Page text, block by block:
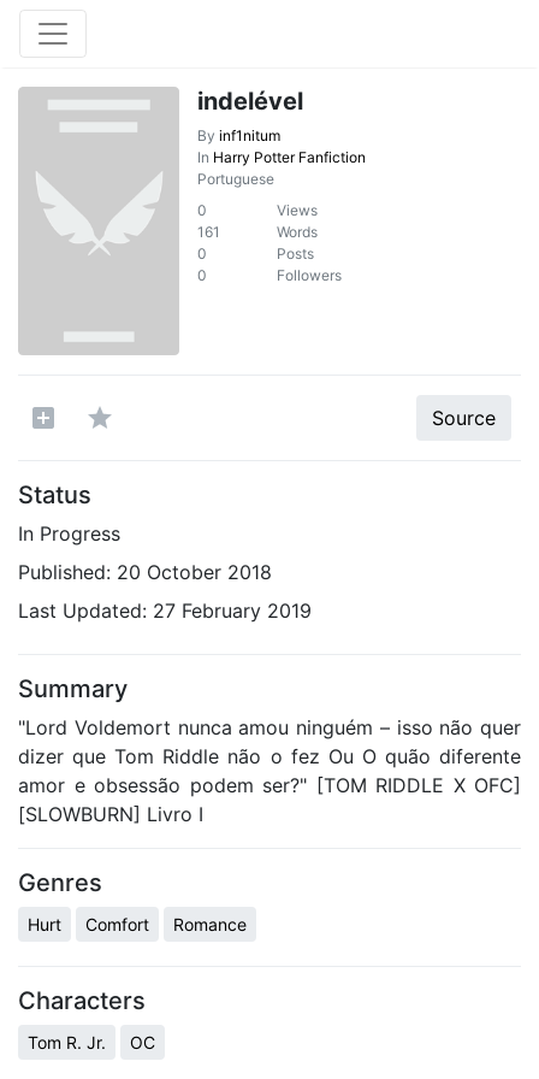
indelével
Byinf1nitum
In Harry Potter Fanfiction
Portuguese
0
Views
161
Words
0
Posts
0
Followers
Source
Status
In Progress
Published: 20 October 2018
Last Updated: 27 February 2019
Summary
"Lord Voldemort nunca amou ninguém – isso não quer
dizer que Tom Riddle não o fez Ou O quão diferente
amor e obsessão podem ser?" [TOM RIDDLE X OFC]
[SLOWBURN] Livro I
Genres
Hurt Comfort Romance
Characters
Tom R. Jr. OC